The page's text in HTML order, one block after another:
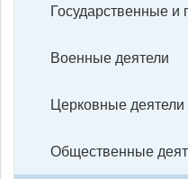
Государственные и
Военные деятели
Церковные деятели
Общественные